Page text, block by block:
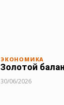
ЭКОНОМИКА
Золотой
30/06/2026